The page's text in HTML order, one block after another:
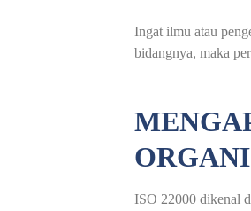
Ingat ilmu atau
bidangnya, maka
ISO 22000 dikenal